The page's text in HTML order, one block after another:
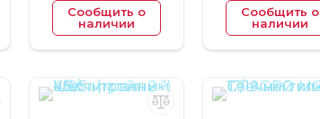
Сообщить о
наличии
Сообщить о
наличии